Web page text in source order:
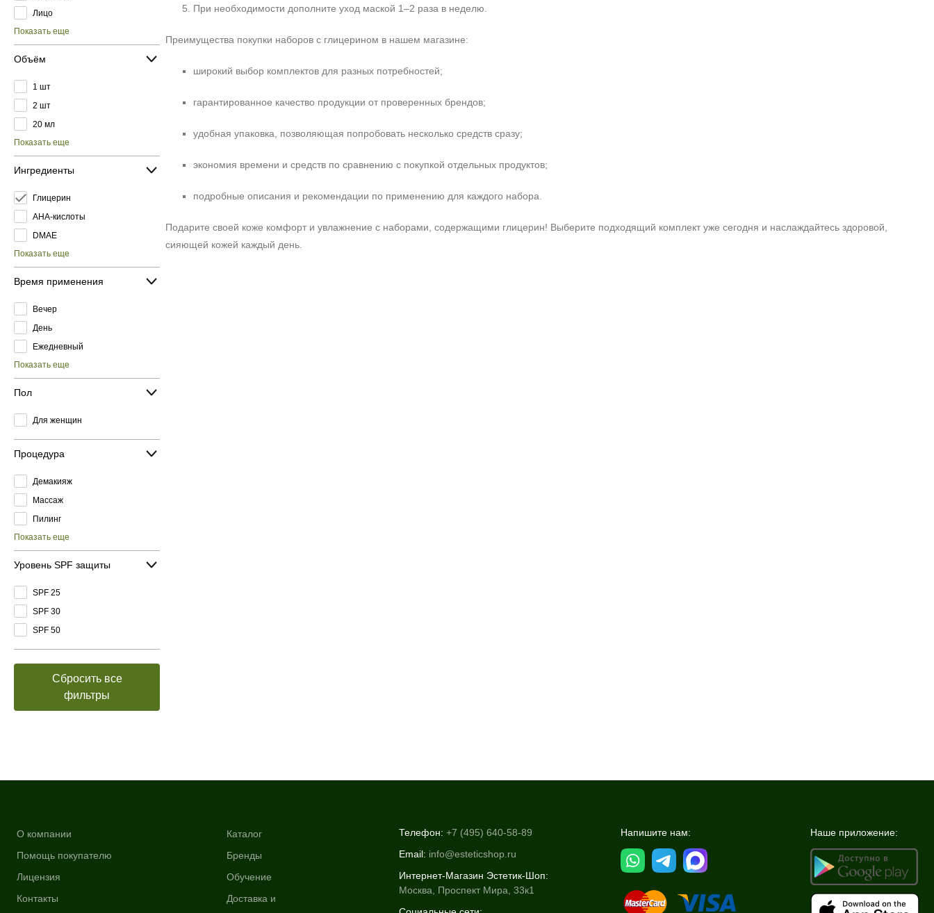
Лицо
Показать еще
Объём
1 шт
2 шт
20 мл
Показать еще
Ингредиенты
Глицерин
AHA-кислоты
DMAE
Показать еще
Время применения
Вечер
День
Ежедневный
Показать еще
Пол
Для женщин
Процедура
Демакияж
Массаж
Пилинг
Показать еще
Уровень SPF защиты
SPF 25
SPF 30
SPF 50
Сбросить все
фильтры
При необходимости дополните уход маской 1–2 раза в неделю.
Преимущества покупки наборов с глицерином в нашем магазине:
широкий выбор комплектов для разных потребностей;
гарантированное качество продукции от проверенных брендов;
удобная упаковка, позволяющая попробовать несколько средств сразу;
экономия времени и средств по сравнению с покупкой отдельных продуктов;
подробные описания и рекомендации по применению для каждого набора.
Подарите своей коже комфорт и увлажнение с наборами, содержащими глицерин! Выберите подходящий комплект уже сегодня и наслаждайтесь здоровой,
сияющей кожей каждый день.
О компании
Помощь покупателю
Лицензия
Контакты
Каталог
Бренды
Обучение
Доставка и
Телефон: +7 (495) 640-58-89
Email: info@esteticshop.ru
Интернет-Магазин Эстетик-Шоп:
Москва, Проспект Мира, 33к1
Напишите нам: Наше приложение: